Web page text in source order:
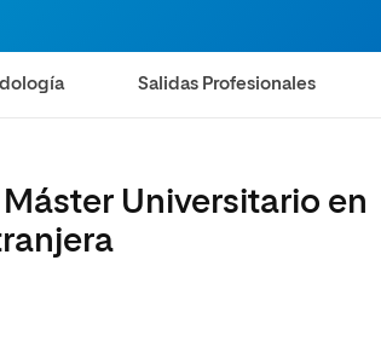
mayores
Salidas Profesionales
Universitario en